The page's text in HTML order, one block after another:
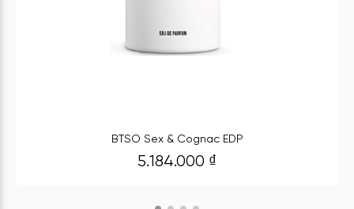
BTSO Sex & Cognac EDP
5.184.000 ₫